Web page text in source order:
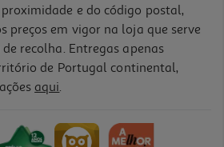
Amendoim 65g
e do código postal,
preços em vigor na loja que serve
recolha. Entregas apenas
de Portugal continental,
aqui.